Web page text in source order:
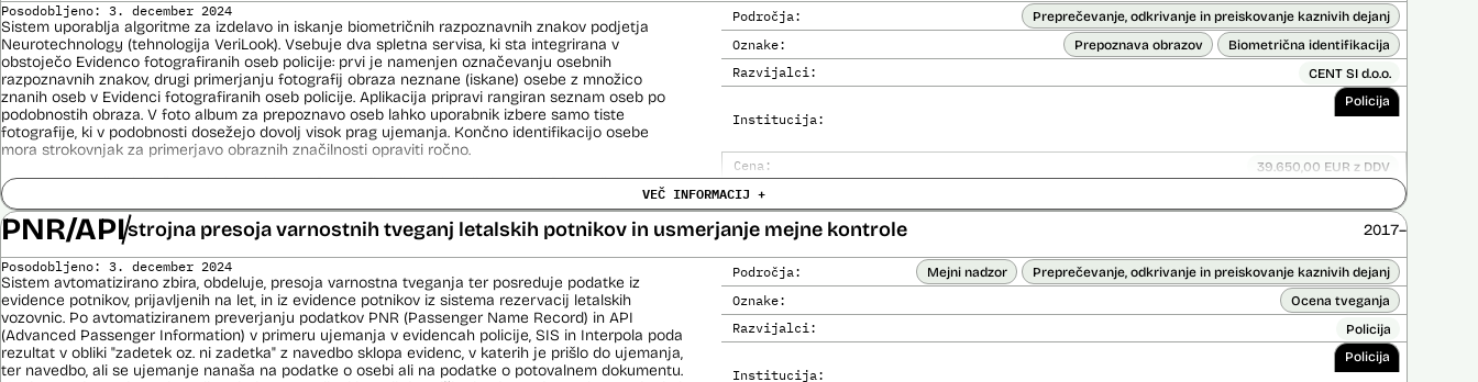
Področja: Preprečevanje, odkrivanje in preiskovanje kaznivih dejanj
Oznake: Prepoznava obrazov Biometrična identifikacija
Razvijalci: CENT SI d.o.o.
Institucija:
Policija
Cena: 39.650,00 EUR z DDV
Trajanje licence:
Analiza učinka na človekove pravice opravljena: Ne
Posodobljeno: 3. december 2024
Sistem uporablja algoritme za izdelavo in iskanje biometričnih razpoznavnih znakov podjetja
Neurotechnology (tehnologija VeriLook). Vsebuje dva spletna servisa, ki sta integrirana v
obstoječo Evidenco fotografiranih oseb policije: prvi je namenjen označevanju osebnih
razpoznavnih znakov, drugi primerjanju fotografij obraza neznane (iskane) osebe z množico
znanih oseb v Evidenci fotografiranih oseb policije. Aplikacija pripravi rangiran seznam oseb po
podobnostih obraza. V foto album za prepoznavo oseb lahko uporabnik izbere samo tiste
fotografije, ki v podobnosti dosežejo dovolj visok prag ujemanja. Končno identifikacijo osebe
mora strokovnjak za primerjavo obraznih značilnosti opraviti ročno.
Sistem uporablja sledeče podatke: Evidenca fotografiranih oseb policije (del informacijsko
telekomunikacijskega sistema policije (ITSP)), neznano slikovno gradivo za primerjavo.
Viri:
Brošura 60 let informacijsko telekomunikacijskega sistema policije
Spletno mesto podjetja Neurotechnology, podstran VeriLook
Poročilo Automating Society report 2020 za Slovenijo
Odgovor na zahtevo za dostop do informacij javnega značaja
Dokument Povabilo k oddaji ponudbe
Dokument Obvestilo o oddaji naročila
VEČ INFORMACIJ +
PNR/APIstrojna presoja varnostnih tveganj letalskih potnikov in usmerjanje mejne kontrole 2017–
Področja: Mejni nadzor Preprečevanje, odkrivanje in preiskovanje kaznivih dejanj
Oznake: Ocena tveganja
Razvijalci: Policija
Institucija:
Policija
Posodobljeno: 3. december 2024
Sistem avtomatizirano zbira, obdeluje, presoja varnostna tveganja ter posreduje podatke iz
evidence potnikov, prijavljenih na let, in iz evidence potnikov iz sistema rezervacij letalskih
vozovnic. Po avtomatiziranem preverjanju podatkov PNR (Passenger Name Record) in API
(Advanced Passenger Information) v primeru ujemanja v evidencah policije, SIS in Interpola poda
rezultat v obliki "zadetek oz. ni zadetka" z navedbo sklopa evidenc, v katerih je prišlo do ujemanja,
ter navedbo, ali se ujemanje nanaša na podatke o osebi ali na podatke o potovalnem dokumentu.